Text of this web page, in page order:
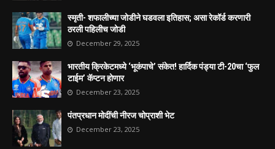
स्मृती- शफालीच्या जोडीने घडवला इतिहास; असा रेकॉर्ड करणारी
ठरली पहिलीच जोडी
December 29, 2025
भारतीय क्रिकेटमध्ये ‘भूकंपाचे’ संकेत! हार्दिक पंड्या टी-20चा ‘फुल
टाईम’ कॅप्टन होणार
December 23, 2025
पंतप्रधान मोदींची नीरज चोप्राशी भेट
December 23, 2025